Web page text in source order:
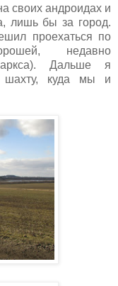
своих андроидах и
лишь бы за город.
проехаться по
недавно
Дальше я
шахту, куда мы и